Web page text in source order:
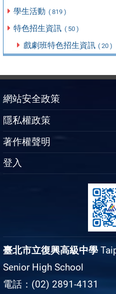
學生活動 ( 819 )
特色招生資訊 ( 50 )
戲劇班特色招生資訊 ( 20 )
網站安全政策
隱私權政策
著作權聲明
登入
臺北市立復興高級中學
Senior High School
電話：(02) 2891-4131